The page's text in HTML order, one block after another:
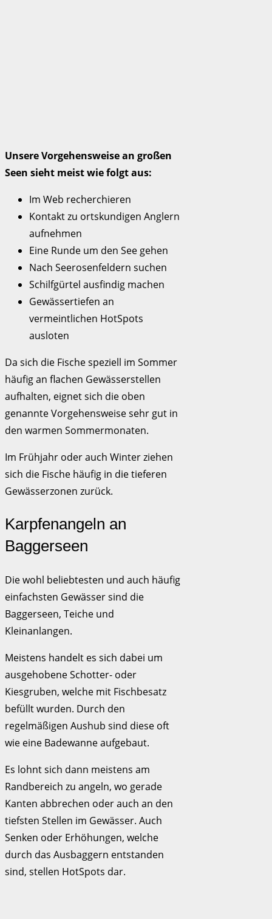
Unsere Vorgehensweise an großen
Seen sieht meist wie folgt aus:
Im Web recherchieren
Kontakt zu ortskundigen Anglern
aufnehmen
Eine Runde um den See gehen
Nach Seerosenfeldern suchen
Schilfgürtel ausfindig machen
Gewässertiefen an
vermeintlichen HotSpots
ausloten
Da sich die Fische speziell im Sommer
häufig an flachen Gewässerstellen
aufhalten, eignet sich die oben
genannte Vorgehensweise sehr gut in
den warmen Sommermonaten.
Im Frühjahr oder auch Winter ziehen
sich die Fische häufig in die tieferen
Gewässerzonen zurück.
Karpfenangeln an
Baggerseen
Die wohl beliebtesten und auch häufig
einfachsten Gewässer sind die
Baggerseen, Teiche und
Kleinanlangen.
Meistens handelt es sich dabei um
ausgehobene Schotter- oder
Kiesgruben, welche mit Fischbesatz
befüllt wurden. Durch den
regelmäßigen Aushub sind diese oft
wie eine Badewanne aufgebaut.
Es lohnt sich dann meistens am
Randbereich zu angeln, wo gerade
Kanten abbrechen oder auch an den
tiefsten Stellen im Gewässer. Auch
Senken oder Erhöhungen, welche
durch das Ausbaggern entstanden
sind, stellen HotSpots dar.